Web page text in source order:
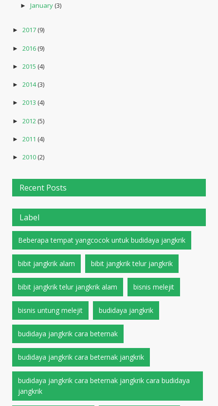
► January(3)
► 2017(9)
► 2016(9)
► 2015 (4)
► 2014(3)
► 2013 (4)
► 2012 (5)
► 2011 (4)
► 2010(2)
Recent Posts
Label
Beberapa tempat yangcocok untuk budidaya jangkrik
bibit jangkrik alam bibit jangkrik telur jangkrik
bibit jangkrik telur jangkrik alam bisnis melejit
bisnis untung melejit budidaya jangkrik
budidaya jangkrik cara beternak
budidaya jangkrik cara beternak jangkrik
budidaya jangkrik cara beternak jangkrik cara budidaya
jangkrik